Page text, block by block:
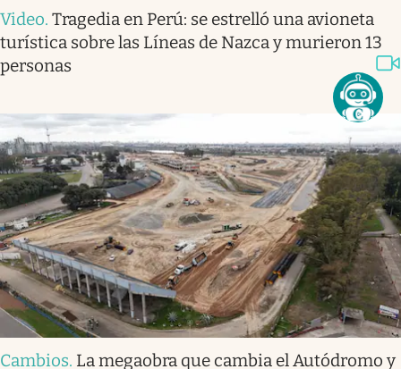
Video. Tragedia en Perú: se estrelló una avioneta
turística sobre las Líneas de Nazca y murieron 13
personas
Cambios. La megaobra que cambia el Autódromo y